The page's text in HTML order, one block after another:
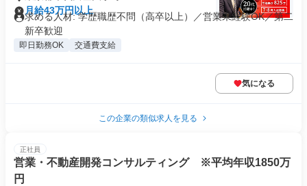
月給43万円以上
求める人材: 学歴職歴不問（高卒以上）／営業未経験OK／第二
新卒歓迎
即日勤務OK 交通費支給
気になる
この企業の類似求人を見る
正社員
営業・不動産開発コンサルティング ※平均年収1850万
円